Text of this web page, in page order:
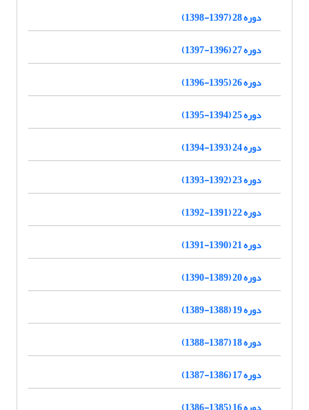
دوره 28 (1397-1398)
دوره 27 (1396-1397)
دوره 26 (1395-1396)
دوره 25 (1394-1395)
دوره 24 (1393-1394)
دوره 23 (1392-1393)
دوره 22 (1391-1392)
دوره 21 (1390-1391)
دوره 20 (1389-1390)
دوره 19 (1388-1389)
دوره 18 (1387-1388)
دوره 17 (1386-1387)